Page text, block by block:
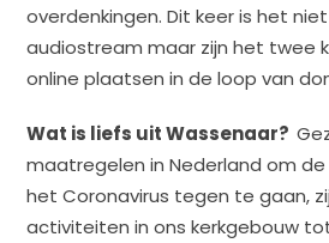
overdenkingen. Dit keer is het
audiostream maar zijn het twee
online plaatsen in de loop van
Wat is liefs uit Wassenaar?
maatregelen in Nederland om
het Coronavirus tegen te gaan,
activiteiten in ons kerkgebouw